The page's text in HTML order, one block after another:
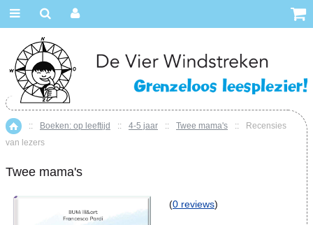
Home
:: Boeken: op leeftijd :: 4-5 jaar :: Twee mama's ::
Recensies
van lezers
Twee mama's
(0 reviews)